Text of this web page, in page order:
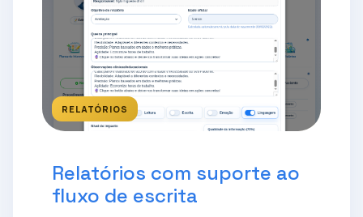
RELATÓRIOS
Relatórios com suporte ao
fluxo de escrita